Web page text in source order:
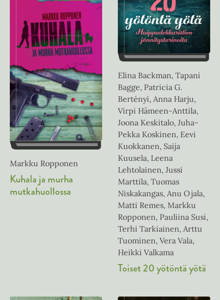
Markku Ropponen
Kuhala ja murha
mutkahuollossa
Elina Backman, Tapani
Bagge, Patricia G.
Bertényi, Anna Harju,
Virpi Hämeen-Anttila,
Joona Keskitalo, Juha-
Pekka Koskinen, Eevi
Kuokkanen, Saija
Kuusela, Leena
Lehtolainen, Jussi
Marttila, Tuomas
Niskakangas, Anu Ojala,
Matti Remes, Markku
Ropponen, Pauliina Susi,
Terhi Tarkiainen, Arttu
Tuominen, Vera Vala,
Heikki Valkama
Toiset 20 yötöntä yötä